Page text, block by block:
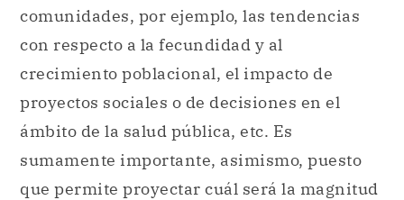
comunidades, por ejemplo, las tendencias
con respecto a la fecundidad y al
crecimiento poblacional, el impacto de
proyectos sociales o de decisiones en el
ámbito de la salud pública, etc. Es
sumamente importante, asimismo, puesto
que permite proyectar cuál será la magnitud